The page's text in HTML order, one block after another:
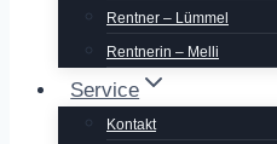
Rentner – Lümmel
Rentnerin – Melli
Service
Kontakt